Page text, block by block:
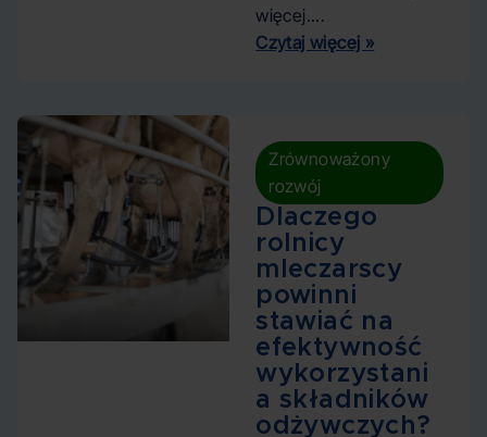
więcej....
Czytaj więcej »
Zrównoważony
rozwój
Dlaczego
rolnicy
mleczarscy
powinni
stawiać na
efektywność
wykorzystani
a składników
odżywczych?